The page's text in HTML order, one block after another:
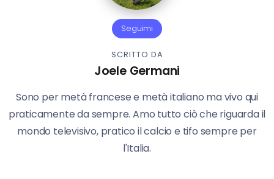
Seguimi
SCRITTO DA
Joele Germani
Sono per metà francese e metà italiano ma vivo qui
praticamente da sempre. Amo tutto ciò che riguarda il
mondo televisivo, pratico il calcio e tifo sempre per
l'Italia.